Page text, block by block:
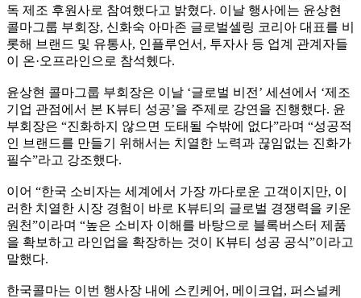
독 제조 후원사로 참여했다고 밝혔다. 이날 행사에는 윤상현
콜마그룹 부회장, 신화숙 아마존 글로벌셀링 코리아 대표를 비
롯해 브랜드 및 유통사, 인플루언서, 투자사 등 업계 관계자들
이 온·오프라인으로 참석헸다.
윤상현 콜마그룹 부회장은 이날 ‘글로벌 비전’ 세션에서 ‘제조
기업 관점에서 본 K뷰티 성공’을 주제로 강연을 진행했다. 윤
부회장은 “진화하지 않으면 도태될 수밖에 없다”라며 “성공적
인 브랜드를 만들기 위해서는 치열한 노력과 끊임없는 진화가
필수”라고 강조했다.
이어 “한국 소비자는 세계에서 가장 까다로운 고객이지만, 이
러한 치열한 시장 경험이 바로 K뷰티의 글로벌 경쟁력을 키운
원천”이라며 “높은 소비자 이해를 바탕으로 블록버스터 제품
을 확보하고 라인업을 확장하는 것이 K뷰티 성공 공식”이라고
말했다.
한국콜마는 이번 행사장 내에 스킨케어, 메이크업, 퍼스널케